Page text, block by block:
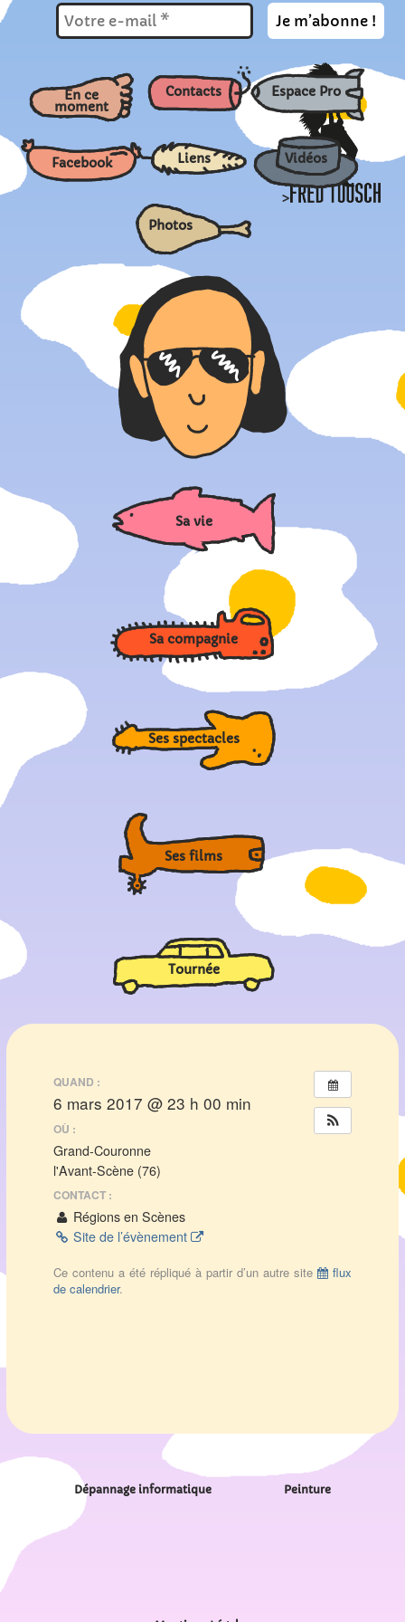
>
En ce
moment
Contacts Espace Pro
Facebook Liens Vidéos
Photos
Sa vie
Sa compagnie
Ses spectacles
Ses films
Tournée
QUAND :
6 mars 2017 @ 23 h 00 min
OÙ :
Grand-Couronne
l'Avant-Scène (76)
CONTACT :
Régions en Scènes
Site de l’évènement
Ce contenu a été répliqué à partir d’un autre site
flux
de calendrier.
Dépannage informatique Peinture